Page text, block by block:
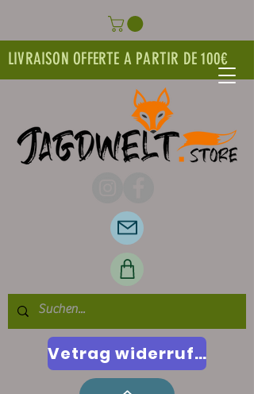
LIVRAISON OFFERTE A PARTIR DE 100€
Vetrag widerrufen